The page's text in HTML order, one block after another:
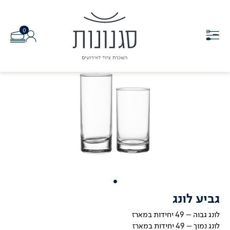
0
גביע לונג
לונג גבוה – 49 יחידות במארז
לונג נמוך – 49 יחידות במארז